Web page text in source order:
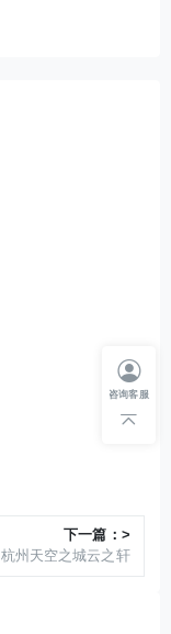
下一篇：>
杭州天空之城云之轩
咨询客服